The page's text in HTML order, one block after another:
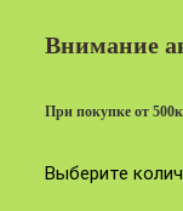
Внимание
При покупке от
Выберите